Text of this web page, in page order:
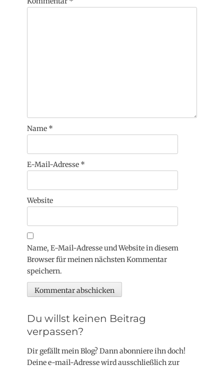
Name *
E-Mail-Adresse *
Website
Name, E-Mail-Adresse und Website in diesem
Browser für meinen nächsten Kommentar
speichern.
Du willst keinen Beitrag
verpassen?
Dir gefällt mein Blog? Dann abonniere ihn doch!
Deine e-mail-Adresse wird ausschließlich zur